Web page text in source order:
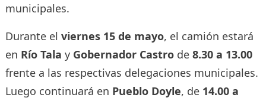
municipales.
Durante el viernes 15 de mayo, el camión estará
en Río Tala y Gobernador Castrode 8.30 a 13.00
frente a las respectivas delegaciones municipales.
Luego continuará en Pueblo Doyle, de 14.00 a